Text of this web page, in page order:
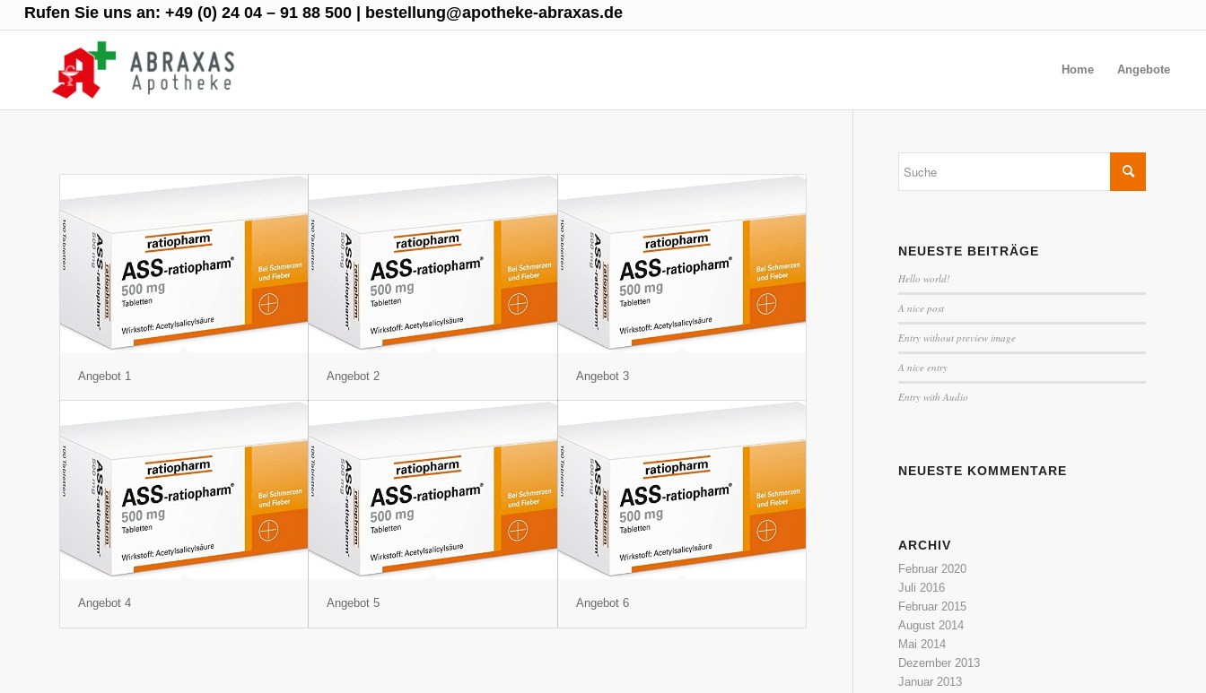
Rufen Sie uns an: +49 (0) 24 04 – 91 88 500| bestellung@apotheke-abraxas.de
Home Angebote
Angebot 1 Angebot 2 Angebot 3
Angebot 4 Angebot 5 Angebot 6
NEUESTE BEITRÄGE
Hello world!
A nice post
Entry without preview image
A nice entry
Entry with Audio
NEUESTE KOMMENTARE
ARCHIV
Februar 2020
Juli 2016
Februar 2015
August 2014
Mai 2014
Dezember 2013
Januar 2013